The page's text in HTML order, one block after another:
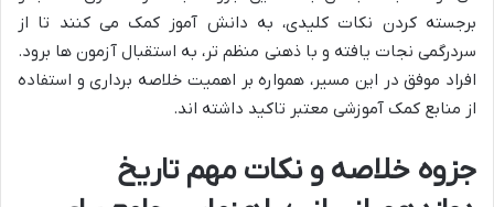
برجسته کردن نکات کلیدی، به دانش آموز کمک می کنند تا از
سردرگمی نجات یافته و با ذهنی منظم تر، به استقبال آزمون ها برود.
افراد موفق در این مسیر، همواره بر اهمیت خلاصه برداری و استفاده
از منابع کمک آموزشی معتبر تاکید داشته اند.
جزوه خلاصه و نکات مهم تاریخ